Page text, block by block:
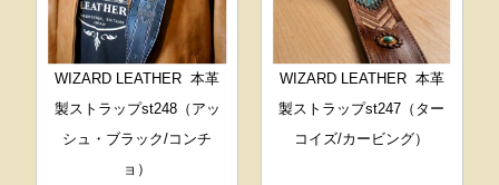
WIZARD LEATHER 本革
製ストラップst248（アッ
シュ・ブラック/コンチ
ョ）
WIZARD LEATHER 本革
製ストラップst247（ター
コイズ/カービング）